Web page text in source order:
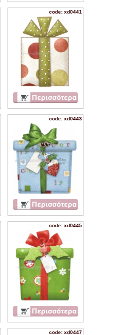
code: xd0441
code: xd0443
code: xd0445
code: xd0447